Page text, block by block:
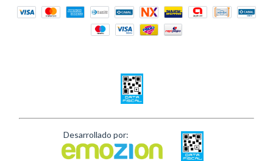
Desarrollado por: